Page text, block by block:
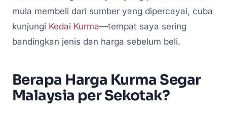
mula membeli dari sumber yang dipercayai, cuba
kunjungi Kedai Kurma—tempat saya sering
bandingkan jenis dan harga sebelum beli.
Berapa Harga Kurma Segar
Malaysia per Sekotak?